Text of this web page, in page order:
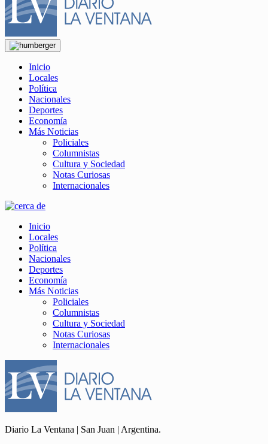
Inicio
Locales
Política
Nacionales
Deportes
Economía
Más Noticias
Policiales
Columnistas
Cultura y Sociedad
Notas Curiosas
Internacionales
Inicio
Locales
Política
Nacionales
Deportes
Economía
Más Noticias
Policiales
Columnistas
Cultura y Sociedad
Notas Curiosas
Internacionales
Diario La Ventana | San Juan | Argentina.